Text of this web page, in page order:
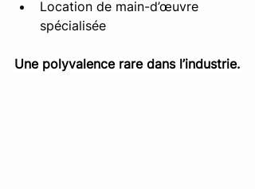
Location de main-d’œuvre
spécialisée
Une polyvalence rare dans l’industrie.